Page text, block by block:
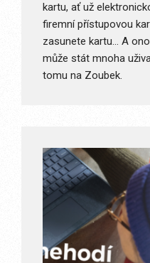
kartu, ať už
firemní přístupovou
zasunete kartu… A
může stát mnoha
tomu na Zoubek.